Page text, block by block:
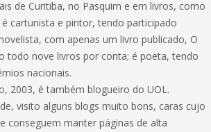
de Curitiba, no Pasquim e em livros, como
cartunista e pintor, tendo participado
com apenas um livro publicado, O
todo nove livros por conta; é poeta, tendo
nacionais.
2003, é também blogueiro do UOL.
visito alguns blogs muito bons, caras cujo
conseguem manter páginas de alta